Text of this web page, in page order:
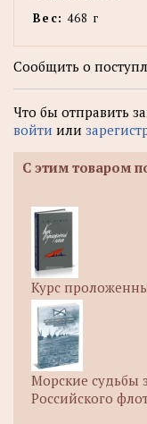
Вес: 468 г
Сообщить о
Что бы отправить
войти или
С этим товаром
Курс
Морские судьбы
Российского